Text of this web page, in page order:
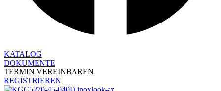
KATALOG
DOKUMENTE
TERMIN VEREINBAREN
REGISTRIEREN